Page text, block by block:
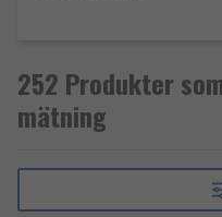
252 Produkter
mätning